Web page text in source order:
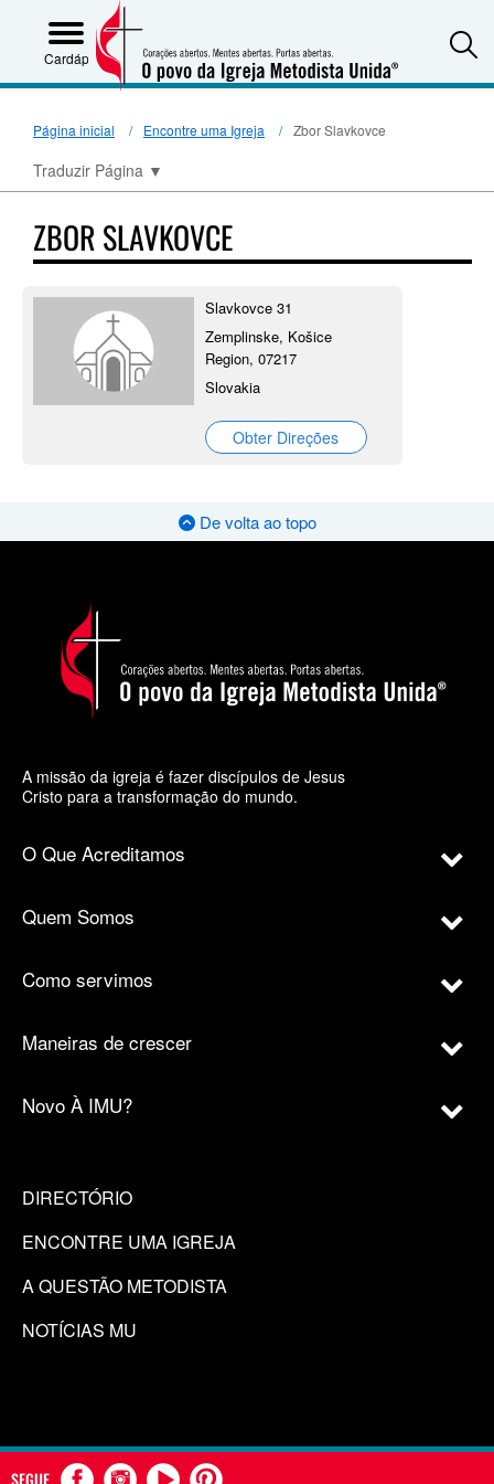
Cardápio
Página inicial Encontre uma Igreja Zbor Slavkovce
Traduzir Página ▼
ZBOR SLAVKOVCE
Slavkovce 31
Zemplinske, Košice
Region, 07217
Slovakia
Obter Direções
De volta ao topo
A missão da igreja é fazer discípulos de Jesus
Cristo para a transformação do mundo.
O Que Acreditamos
Quem Somos
Como servimos
Maneiras de crescer
Novo À IMU?
DIRECTÓRIO
ENCONTRE UMA IGREJA
A QUESTÃO METODISTA
NOTÍCIAS MU
SEGUE